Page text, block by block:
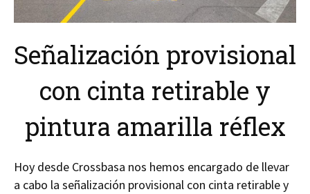
Señalización provisional
con cinta retirable y
pintura amarilla réflex
Hoy desde Crossbasa nos hemos encargado de llevar
a cabo la señalización provisional con cinta retirable y